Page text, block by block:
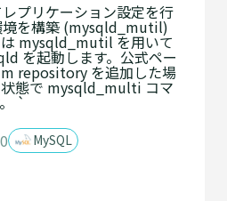
プリケーション設定を行
境を構築 (mysqld_mutil)
mysqld_mutil を用いて
を起動します。公式ペー
repository を追加した場
状態で mysqld_multi コマ
`
0 MySQL